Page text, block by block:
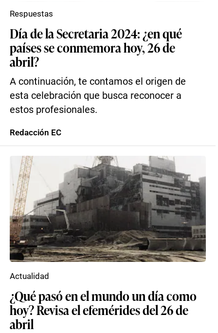
Día de la Secretaria 2024: ¿en qué
países se conmemora hoy, 26 de
abril?
A continuación, te contamos el origen de
esta celebración que busca reconocer a
estos profesionales.
Respuestas
Redacción EC
¿Qué pasó en el mundo un día como
hoy? Revisa el efemérides del 26 de
abril
Actualidad